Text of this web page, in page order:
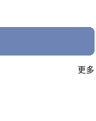
更多